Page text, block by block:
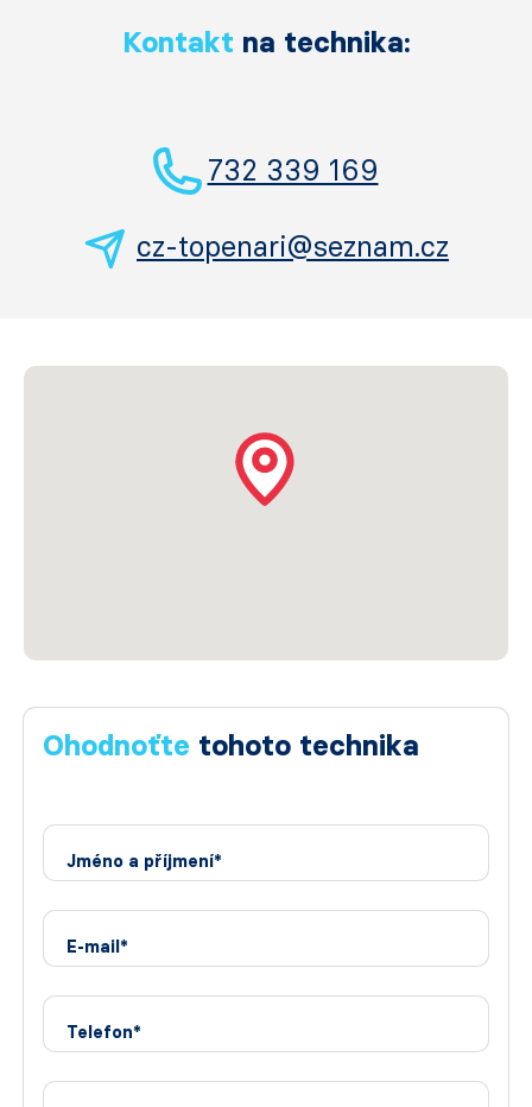
Kontakt na technika:
732 339 169
cz-topenari@seznam.cz
Ohodnoťte tohoto technika
Jméno a příjmení*
E-mail*
Telefon*